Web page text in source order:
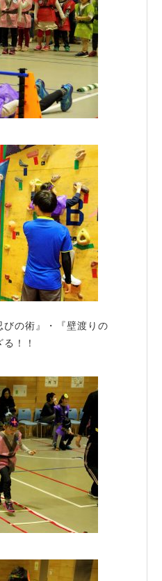
びの術』・『壁渡りの
！！